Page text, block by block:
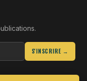
S'INSCRIRE →